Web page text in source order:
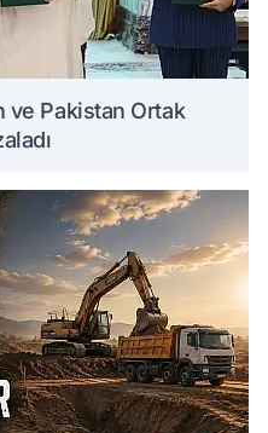
ve Pakistan Ortak